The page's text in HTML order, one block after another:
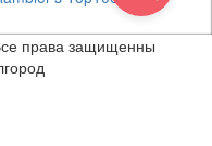
права защищенны